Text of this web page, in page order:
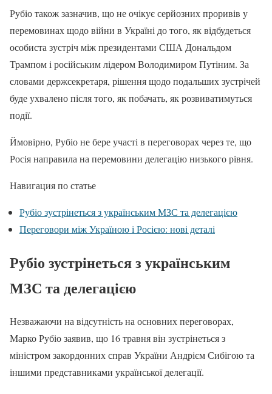
Рубіо також зазначив, що не очікує серйозних проривів у
перемовинах щодо війни в Україні до того, як відбудеться
особиста зустріч між президентами США Дональдом
Трампом і російським лідером Володимиром Путіним. За
словами держсекретаря, рішення щодо подальших зустрічей
буде ухвалено після того, як побачать, як розвиватимуться
події.
Ймовірно, Рубіо не бере участі в переговорах через те, що
Росія направила на перемовини делегацію низького рівня.
Навигация по статье
Рубіо зустрінеться з українським МЗС та делегацією
Переговори між Україною і Росією: нові деталі
Рубіо зустрінеться з українським
МЗС та делегацією
Незважаючи на відсутність на основних переговорах,
Марко Рубіо заявив, що 16 травня він зустрінеться з
міністром закордонних справ України Андрієм Сибігою та
іншими представниками української делегації.